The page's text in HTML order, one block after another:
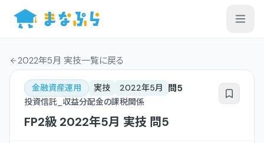
2022年5月 実技一覧に戻る
金融資産運用 実技 2022年5月 問5
投資信託_収益分配金の課税関係
FP2級 2022年5月 実技 問5